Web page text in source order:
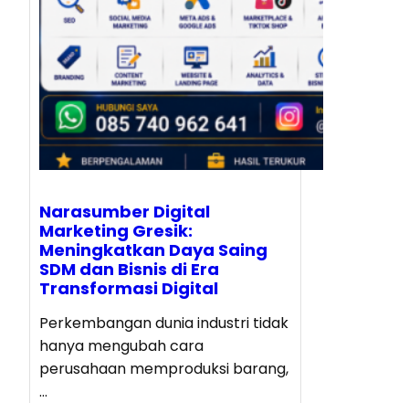
Narasumber Digital
Marketing Gresik:
Meningkatkan Daya Saing
SDM dan Bisnis di Era
Transformasi Digital
Perkembangan dunia industri tidak
hanya mengubah cara
perusahaan memproduksi barang,
…